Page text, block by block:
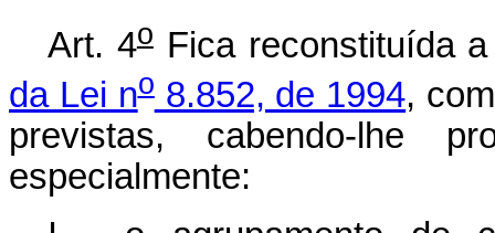
Art. 4oFica reconstituída
da Lei no8.852, de 1994,
previstas, cabendo-lhe
especialmente: